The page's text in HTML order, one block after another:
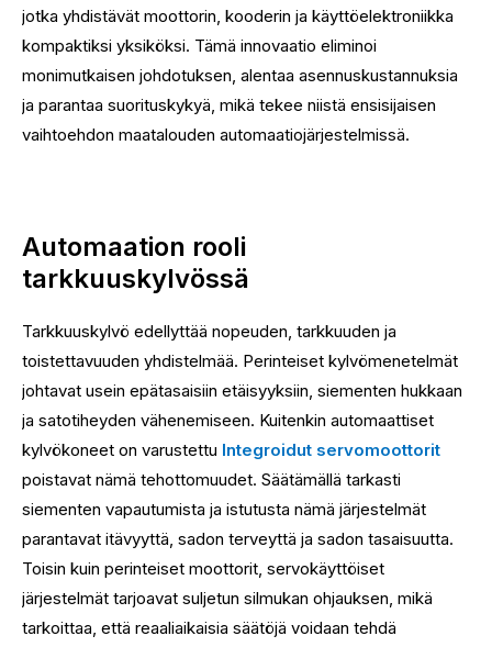
jotka yhdistävät moottorin, kooderin ja käyttöelektroniikka
kompaktiksi yksiköksi. Tämä innovaatio eliminoi
monimutkaisen johdotuksen, alentaa asennuskustannuksia
ja parantaa suorituskykyä, mikä tekee niistä ensisijaisen
vaihtoehdon maatalouden automaatiojärjestelmissä.
Automaation rooli
tarkkuuskylvössä
Tarkkuuskylvö edellyttää nopeuden, tarkkuuden ja
toistettavuuden yhdistelmää. Perinteiset kylvömenetelmät
johtavat usein epätasaisiin etäisyyksiin, siementen hukkaan
ja satotiheyden vähenemiseen. Kuitenkin automaattiset
kylvökoneet on varustettu Integroidut servomoottorit
poistavat nämä tehottomuudet. Säätämällä tarkasti
siementen vapautumista ja istutusta nämä järjestelmät
parantavat itävyyttä, sadon terveyttä ja sadon tasaisuutta.
Toisin kuin perinteiset moottorit, servokäyttöiset
järjestelmät tarjoavat suljetun silmukan ohjauksen, mikä
tarkoittaa, että reaaliaikaisia ​​säätöjä voidaan tehdä